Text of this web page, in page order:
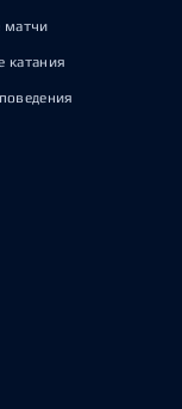
матчи
катания